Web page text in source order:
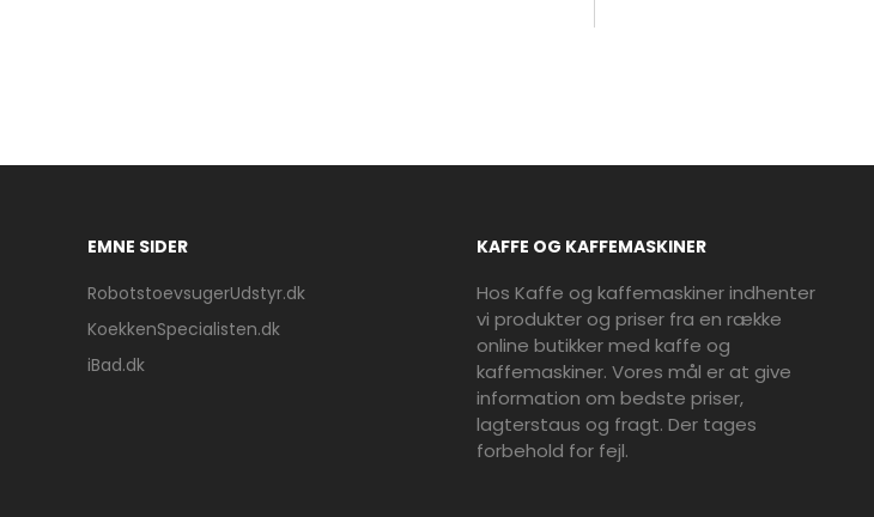
EMNE SIDER
RobotstoevsugerUdstyr.dk
KoekkenSpecialisten.dk
iBad.dk
KAFFE OG KAFFEMASKINER
Hos Kaffe og kaffemaskiner indhenter
vi produkter og priser fra en række
online butikker med kaffe og
kaffemaskiner. Vores mål er at give
information om bedste priser,
lagterstaus og fragt. Der tages
forbehold for fejl.